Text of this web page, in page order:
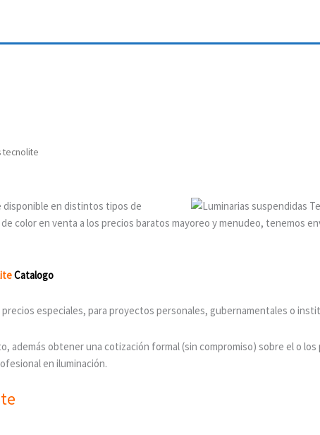
tecnolite
disponible en distintos tipos de
color en venta a los precios baratos mayoreo y menudeo, tenemos
Catalogo
especiales, para proyectos personales, gubernamentales o
además obtener una cotización formal (sin compromiso) sobre el o
en iluminación.